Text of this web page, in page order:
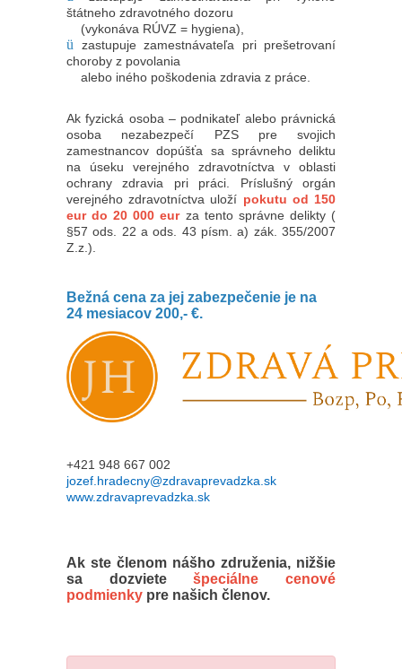
štátneho zdravotného dozoru
(vykonáva RÚVZ = hygiena),
ü zastupuje zamestnávateľa pri prešetrovaní
choroby z povolania
alebo iného poškodenia zdravia z práce.
Ak fyzická osoba – podnikateľ alebo právnická
osoba nezabezpečí PZS pre svojich
zamestnancov dopúšťa sa správneho deliktu
na úseku verejného zdravotníctva v oblasti
ochrany zdravia pri práci. Príslušný orgán
verejného zdravotníctva uloží pokutu od 150
eur do 20 000 eurza tento správne delikty (
§57 ods. 22 a ods. 43 písm. a) zák. 355/2007
Z.z.).
Bežná cena za jej zabezpečenie je na
24 mesiacov 200,- €.
+421 948 667 002
jozef.hradecny@zdravaprevadzka.sk
www.zdravaprevadzka.sk
Ak ste členom nášho združenia, nižšie
sa dozvietešpeciálne cenové
podmienky pre našich členov.